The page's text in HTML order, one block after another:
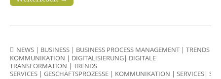
NEWS | BUSINESS | BUSINESS PROCESS MANAGEMENT | TRENDS
KOMMUNIKATION | DIGITALISIERUNG| DIGITALE
TRANSFORMATION | TRENDS
SERVICES | GESCHÄFTSPROZESSE | KOMMUNIKATION | SERVICES|